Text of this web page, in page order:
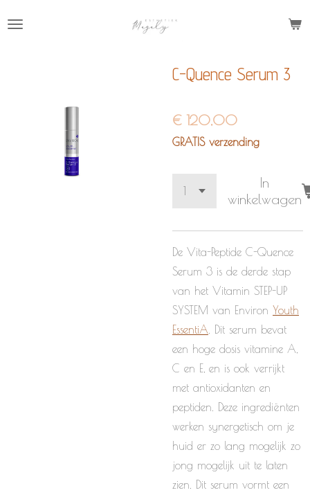
C-Quence Serum 3
€ 120,00
GRATIS verzending
In
winkelwagen
De Vita-Peptide C-Quence
Serum 3 is de derde stap
van het Vitamin STEP-UP
SYSTEM van Environ Youth
EssentiA
Dit serum bevat
een hoge dosis vitamine A,
C en E, en is ook verrijkt
met antioxidanten en
peptiden. Deze ingrediënten
werken synergetisch om je
huid er zo lang mogelijk zo
jong mogelijk uit te laten
zien. Dit serum vormt een